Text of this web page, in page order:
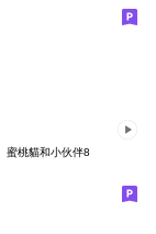
蜜桃貓和小伙伴8